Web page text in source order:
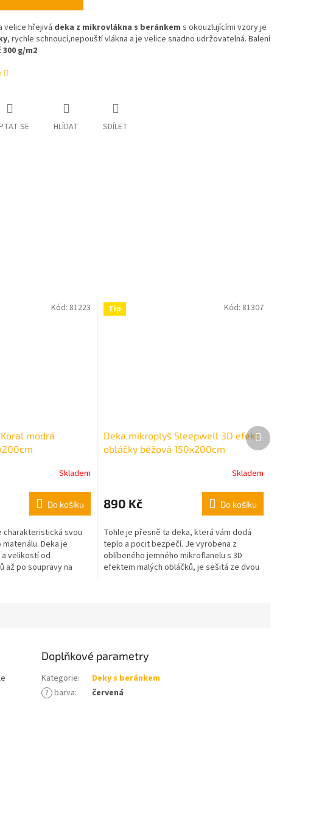
velice hřejivá deka z mikrovlákna s beránkem s okouzlujícími vzory je
, rychle schnoucí,nepouští vlákna a je velice snadno udržovatelná. Balení
g/m2
SE HLÍDAT SDÍLET
modrá
Skladem
Do košíku
charakteristická svou
Deka je
velikostí od
až po soupravy na
Kód: 81223 Tip
Deka mikroplyš Sleepwell 3D efekt
obláčky béžová 150x200cm
Skladem
890 Kč Do košíku
Tohle je přesně ta deka, která vám dodá
teplo a pocit bezpečí. Je vyrobena z
oblíbeného jemného mikroflanelu s 3D
efektem malých obláčků, je sešitá ze dvou
Kód: 81307
Další
produkt
Doplňkové parametry
Kategorie:
Deky s beránkem
? barva: červená